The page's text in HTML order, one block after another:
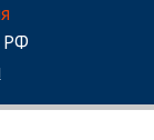
РФ